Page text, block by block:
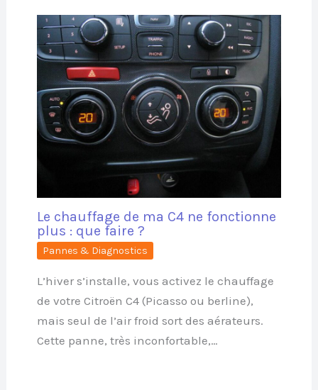
Le chauffage de ma C4 ne fonctionne
plus : que faire ?
Pannes & Diagnostics
L’hiver s’installe, vous activez le chauffage
de votre Citroën C4 (Picasso ou berline),
mais seul de l’air froid sort des aérateurs.
Cette panne, très inconfortable,…